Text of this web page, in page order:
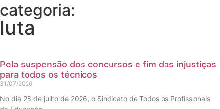
categoria:
luta
Pela suspensão dos concursos e fim das injustiças
para todos os técnicos
31/07/2026
No dia 28 de julho de 2026, o Sindicato de Todos os Profissionais